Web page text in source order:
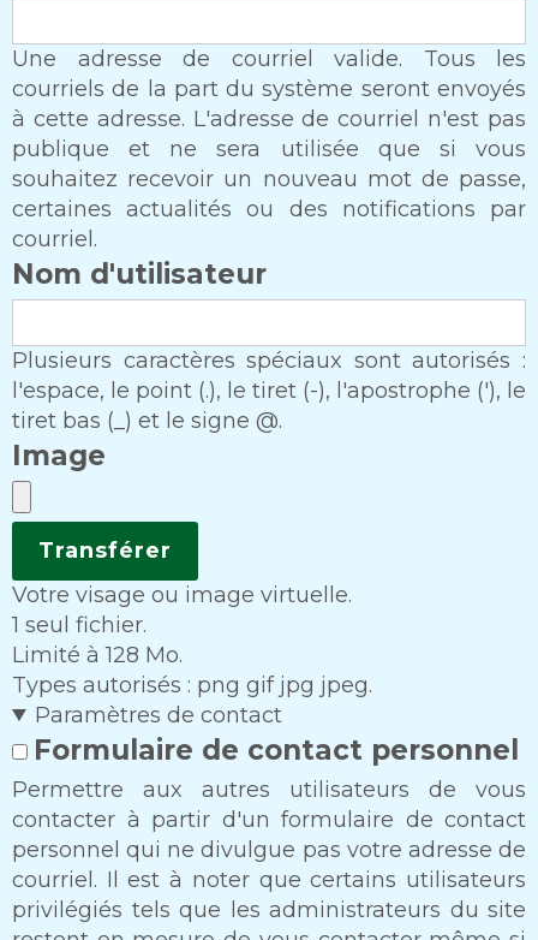
Une adresse de courriel valide. Tous les
courriels de la part du système seront envoyés
à cette adresse. L'adresse de courriel n'est pas
publique et ne sera utilisée que si vous
souhaitez recevoir un nouveau mot de passe,
certaines actualités ou des notifications par
courriel.
Nom d'utilisateur
Plusieurs caractères spéciaux sont autorisés :
l'espace, le point (.), le tiret (-), l'apostrophe ('), le
tiret bas (_) et le signe @.
Image
Votre visage ou image virtuelle.
1 seul fichier.
Limité à 128 Mo.
Types autorisés : png gif jpg jpeg.
Paramètres de contact
Formulaire de contact personnel
Permettre aux autres utilisateurs de vous
contacter à partir d'un formulaire de contact
personnel qui ne divulgue pas votre adresse de
courriel. Il est à noter que certains utilisateurs
privilégiés tels que les administrateurs du site